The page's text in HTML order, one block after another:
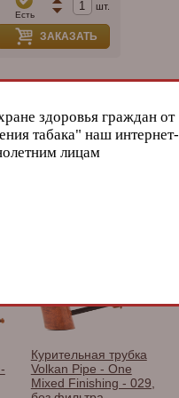
Есть
шт.
ЗАКАЗАТЬ
Курительная трубка
Volkan Pipe - One
Mixed Finishing - 029,
здоровья граждан от
табака" наш интернет-
лицам